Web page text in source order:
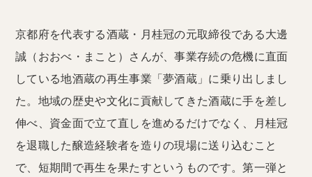
京都府を代表する酒蔵・月桂冠の元取締役である大邊
誠（おおべ・まこと）さんが、事業存続の危機に直面
している地酒蔵の再生事業「夢酒蔵」に乗り出しまし
た。地域の歴史や文化に貢献してきた酒蔵に手を差し
伸べ、資金面で立て直しを進めるだけでなく、月桂冠
を退職した醸造経験者を造りの現場に送り込むこと
で、短期間で再生を果たすというものです。第一弾と